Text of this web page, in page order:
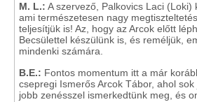
M. L.: A szervező, Palkovics Laci (Loki)
ami természetesen nagy
teljesítjük is! Az, hogy az Arcok előtt
Becsülettel készülünk is, és reméljük,
mindenki számára.
B.E.: Fontos momentum itt a már
csepregi Ismerős Arcok Tábor, ahol
jobb zenésszel ismerkedtünk meg, és